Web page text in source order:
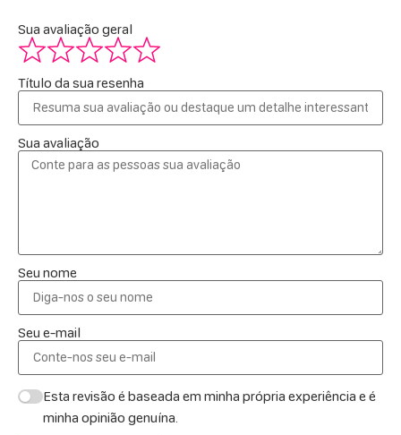
Sua avaliação geral
Título da sua resenha
Sua avaliação
Seu nome
Seu e-mail
Esta revisão é baseada em minha própria experiência e é
minha opinião genuína.